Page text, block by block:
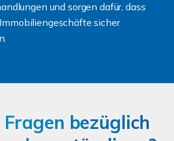
und sorgen dafür, dass
sicher
Fragen bezüglich